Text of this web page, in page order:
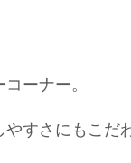
ーナー。
すさにもこだ